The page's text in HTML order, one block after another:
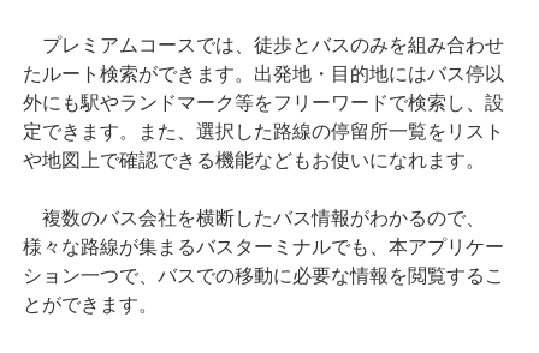
English
プレミアムコースでは、徒歩とバスのみを組み合わせ
たルート検索ができます。出発地・目的地にはバス停以
外にも駅やランドマーク等をフリーワードで検索し、設
定できます。また、選択した路線の停留所一覧をリスト
や地図上で確認できる機能などもお使いになれます。
複数のバス会社を横断したバス情報がわかるので、
様々な路線が集まるバスターミナルでも、本アプリケー
ション一つで、バスでの移動に必要な情報を閲覧するこ
とができます。